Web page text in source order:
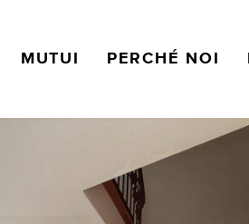
MUTUI PERCHÉ NOI